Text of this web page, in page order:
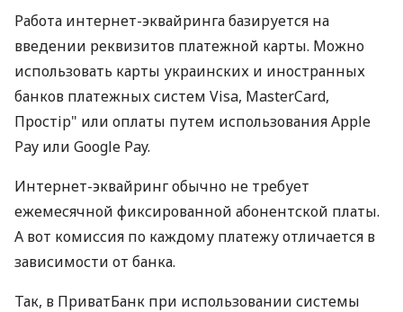
Работа интернет-эквайринга базируется на
введении реквизитов платежной карты. Можно
использовать карты украинских и иностранных
банков платежных систем Visa, MasterCard,
Простір" или оплаты путем использования Apple
Pay или Google Pay.
Интернет-эквайринг обычно не требует
ежемесячной фиксированной абонентской платы.
А вот комиссия по каждому платежу отличается в
зависимости от банка.
Так, в ПриватБанк при использовании системы